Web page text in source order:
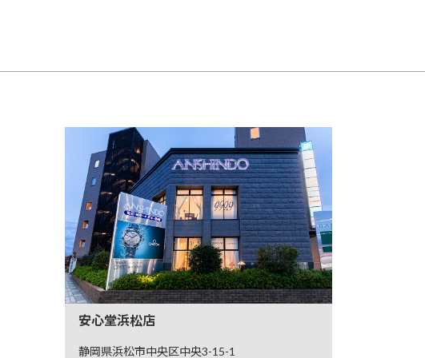
安心堂浜松店
静岡県浜松市中央区中央3-15-1